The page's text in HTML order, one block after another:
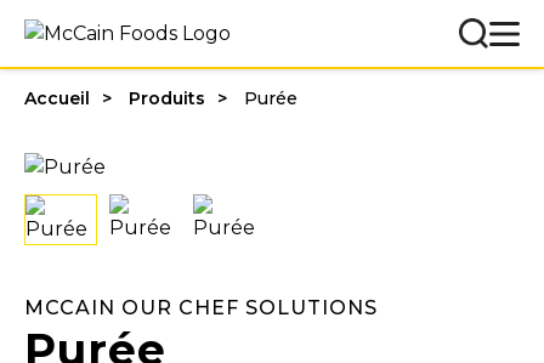
Accueil Produits Purée
MCCAIN OUR CHEF SOLUTIONS
Purée